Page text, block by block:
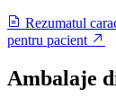
Rezumatul
pentru pacient
Ambalaje